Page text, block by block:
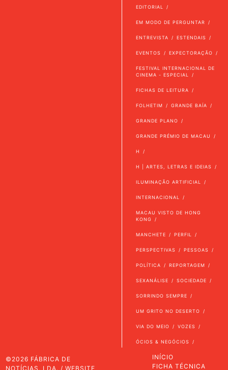
EDITORIAL
EM MODO DE PERGUNTAR
ENTREVISTA ESTENDAIS
EVENTOS EXPECTORAÇÃO
FESTIVAL INTERNACIONAL DE
CINEMA - ESPECIAL
FICHAS DE LEITURA
FOLHETIM GRANDE BAÍA
GRANDE PLANO
GRANDE PRÉMIO DE MACAU
H
H | ARTES, LETRAS E IDEIAS
ILUMINAÇÃO ARTIFICIAL
INTERNACIONAL
MACAU VISTO DE HONG
KONG
MANCHETE PERFIL
PERSPECTIVAS PESSOAS
POLÍTICA REPORTAGEM
SEXANÁLISE SOCIEDADE
SORRINDO SEMPRE
UM GRITO NO DESERTO
VIA DO MEIO VOZES
ÓCIOS & NEGÓCIOS
©2026 FÁBRICA DE
NOTÍCIAS, LDA. / WEBSITE
INÍCIO
FICHA TÉCNICA